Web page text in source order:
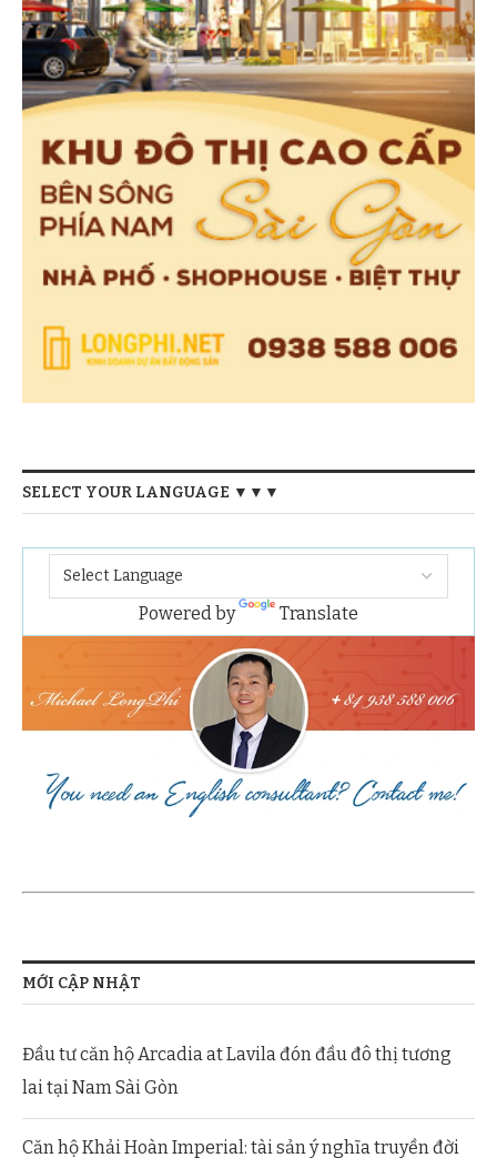
SELECT YOUR LANGUAGE ▼▼▼
Powered by Translate
MỚI CẬP NHẬT
Đầu tư căn hộ Arcadia at Lavila đón đầu đô thị tương
lai tại Nam Sài Gòn
Căn hộ Khải Hoàn Imperial: tài sản ý nghĩa truyền đời